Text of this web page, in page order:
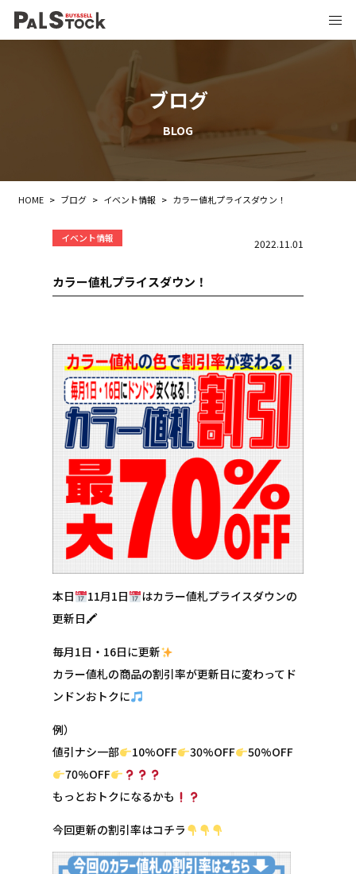
ブログ
BLOG
HOME > ブログ > イベント情報 > カラー値札プライスダウン！
イベント情報 2022.11.01
カラー値札プライスダウン！
本日 11月1日
はカラー値札プライスダウンの
更新日🖍
毎月1日・16日に更新
カラー値札の商品の割引率が更新日に変わってド
ンドンおトクに
例）
値引ナシ一部
10%OFF 30%OFF
50%OFF
70%OFF
もっとおトクになるかも
今回更新の割引率はコチラ